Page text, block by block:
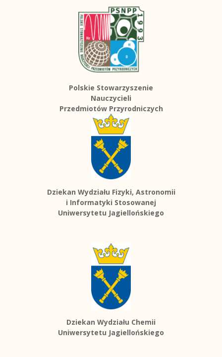
Polskie Stowarzyszenie
Nauczycieli
Przedmiotów Przyrodniczych
Dziekan Wydziału Fizyki, Astronomii
i Informatyki Stosowanej
Uniwersytetu Jagiellońskiego
Dziekan Wydziału Chemii
Uniwersytetu Jagiellońskiego